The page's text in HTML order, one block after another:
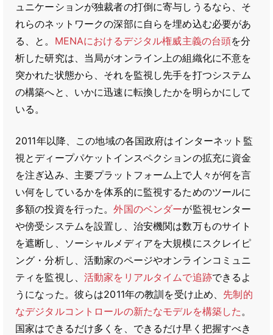
ュニケーションが独裁者の打倒に寄与しうるなら、そ
れらのネットワークの深部に自らを埋め込む必要があ
る、と。 MENAにおけるデジタル権威主義の台頭を分
析した研究は、当局がオンライン上の組織化に不意を
突かれた状態から、それを監視し先手を打つシステム
の構築へと、いかに迅速に転換したかを明らかにして
いる。
2011年以降、この地域の各国政府はインターネット監
視とディープパケットインスペクションの拡充に資金
を注ぎ込み、主要プラットフォーム上で人々が何を言
い何をしているかを体系的に監視するためのツールに
多額の投資を行った。外国のベンダーが監視センター
や傍受システムを設置し、治安機関は数万ものサイト
を遮断し、ソーシャルメディアを大規模にスクレイピ
ング・分析し、活動家のページやオンラインコミュニ
ティを監視し、 活動家をリアルタイムで追跡できるよ
うになった。彼らは2011年の教訓を受け止め、 先制的
なデジタルコントロールの新たなモデルを構築した。
国家はできるだけ多くを、できるだけ早く把握すべき